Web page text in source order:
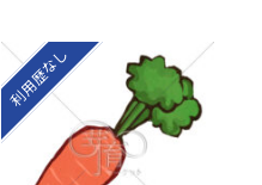
利用歴なし